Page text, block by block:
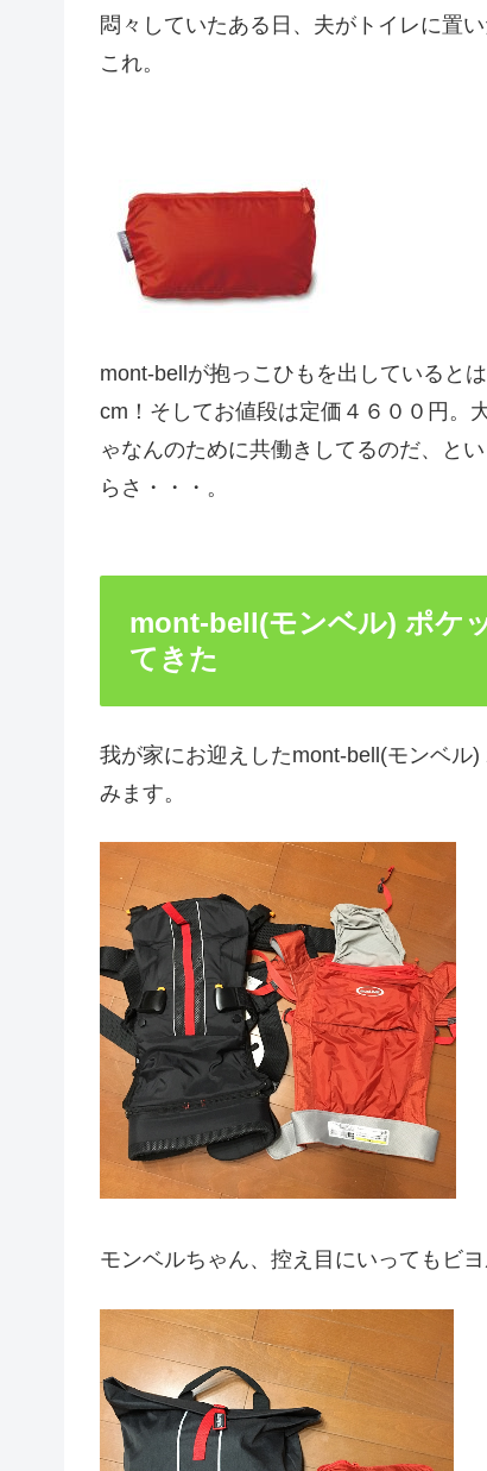
悶々していたある日、夫がトイレに置
これ。
mont-bellが抱っこひもを出していると
cm！そしてお値段は定価４６００円。
ゃなんのために共働きしてるのだ、と
らさ・・・。
mont-bell(モンベル) ポケ
てきた
我が家にお迎えしたmont-bell(モンベル
みます。
モンベルちゃん、控え目にいってもビ